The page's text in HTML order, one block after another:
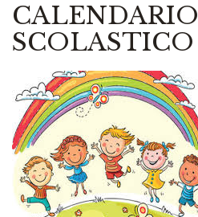
CALENDARIO
SCOLASTICO